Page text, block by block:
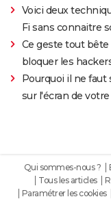
Voici deux
Fi sans connaitre
Ce geste tout
bloquer les
Pourquoi il ne
sur l'écran de
Qui sommes-nous ?
Tous les articles
Paramétrer les cookies